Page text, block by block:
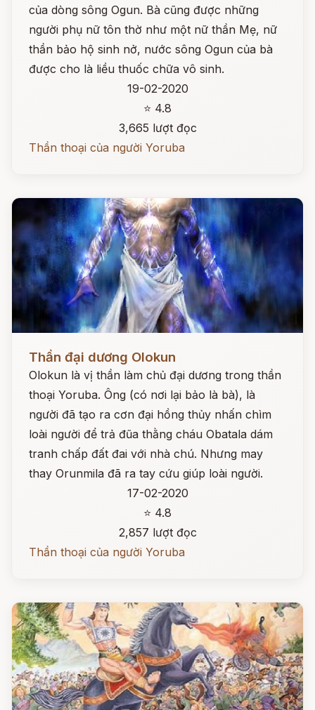
của dòng sông Ogun. Bà cũng được những
người phụ nữ tôn thờ như một nữ thần Mẹ, nữ
thần bảo hộ sinh nở, nước sông Ogun của bà
được cho là liều thuốc chữa vô sinh.
19-02-2020
⭐ 4.8
3,665 lượt đọc
Thần thoại của người Yoruba
Đọc ngay
Thần đại dương Olokun
Olokun là vị thần làm chủ đại dương trong thần
thoại Yoruba. Ông (có nơi lại bảo là bà), là
người đã tạo ra cơn đại hồng thủy nhấn chìm
loài người để trả đũa thằng cháu Obatala dám
tranh chấp đất đai với nhà chú. Nhưng may
thay Orunmila đã ra tay cứu giúp loài người.
17-02-2020
⭐ 4.8
2,857 lượt đọc
Thần thoại của người Yoruba